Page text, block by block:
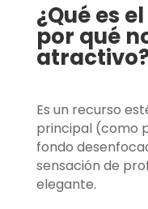
¿Qué es
por qué
Es un recurso
principal (como
fondo
sensación de
elegante.